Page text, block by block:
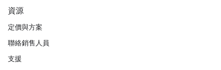
資源
定價與方案
聯絡銷售人員
支援